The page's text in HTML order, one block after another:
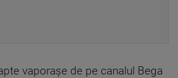
vaporașe de pe canalul Bega